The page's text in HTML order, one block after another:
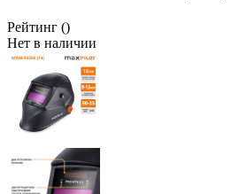
Рейтинг ()
Нет в наличии